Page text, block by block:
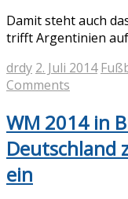
Damit steht auch
trifft Argentinien
drdy 2. Juli 2014
Comments
WM 2014 in
Deutschland
ein